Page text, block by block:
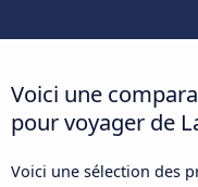
Voici une
pour voyager de
Voici une sélection des